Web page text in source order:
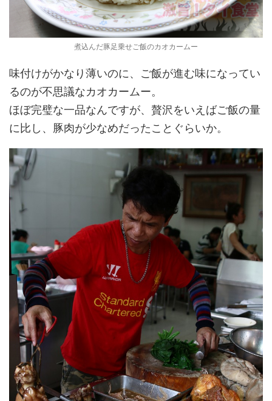
煮込んだ豚足乗せご飯のカオカームー
味付けがかなり薄いのに、ご飯が進む味になってい
るのが不思議なカオカームー。
ほぼ完璧な一品なんですが、贅沢をいえばご飯の量
に比し、豚肉が少なめだったことぐらいか。